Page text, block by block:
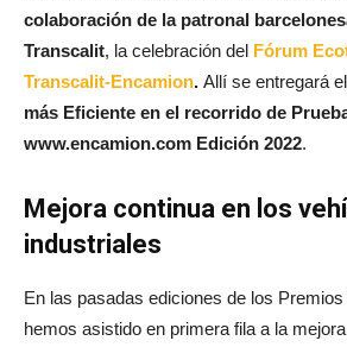
colaboración de la patronal
Transcalit, la celebración del Fórum
Transcalit-Encamion. Allí se entregará el
más Eficiente en el recorrido de
www.encamion.com Edición 2022.
Mejora continua en los
industriales
En las pasadas ediciones de los
hemos asistido en primera fila a la